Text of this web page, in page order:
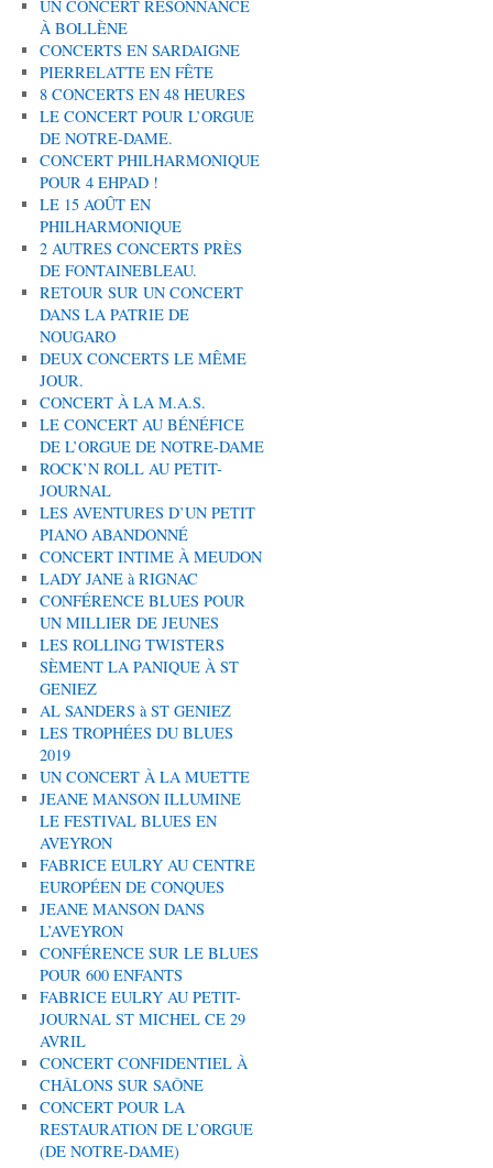
UN CONCERT RÉSONNANCE
À BOLLÈNE
CONCERTS EN SARDAIGNE
PIERRELATTE EN FÊTE
8 CONCERTS EN 48 HEURES
LE CONCERT POUR L’ORGUE
DE NOTRE-DAME.
CONCERT PHILHARMONIQUE
POUR 4 EHPAD !
LE 15 AOÛT EN
PHILHARMONIQUE
2 AUTRES CONCERTS PRÈS
DE FONTAINEBLEAU.
RETOUR SUR UN CONCERT
DANS LA PATRIE DE
NOUGARO
DEUX CONCERTS LE MÊME
JOUR.
CONCERT À LA M.A.S.
LE CONCERT AU BÉNÉFICE
DE L’ORGUE DE NOTRE-DAME
ROCK’N ROLL AU PETIT-
JOURNAL
LES AVENTURES D’UN PETIT
PIANO ABANDONNÉ
CONCERT INTIME À MEUDON
LADY JANE à RIGNAC
CONFÉRENCE BLUES POUR
UN MILLIER DE JEUNES
LES ROLLING TWISTERS
SÈMENT LA PANIQUE À ST
GENIEZ
AL SANDERS à ST GENIEZ
LES TROPHÉES DU BLUES
2019
UN CONCERT À LA MUETTE
JEANE MANSON ILLUMINE
LE FESTIVAL BLUES EN
AVEYRON
FABRICE EULRY AU CENTRE
EUROPÉEN DE CONQUES
JEANE MANSON DANS
L’AVEYRON
CONFÉRENCE SUR LE BLUES
POUR 600 ENFANTS
FABRICE EULRY AU PETIT-
JOURNAL ST MICHEL CE 29
AVRIL
CONCERT CONFIDENTIEL À
CHÂLONS SUR SAÔNE
CONCERT POUR LA
RESTAURATION DE L’ORGUE
(DE NOTRE-DAME)